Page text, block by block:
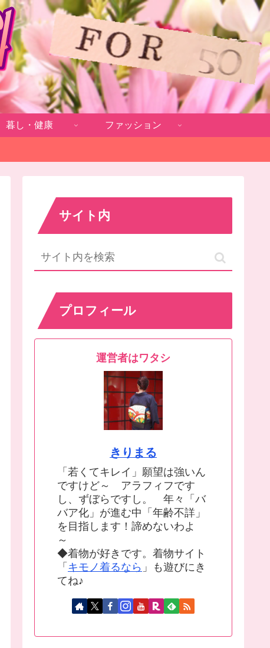
暮し・健康 ファッション
サイト内
プロフィール
運営者はワタシ
きりまる
「若くてキレイ」願望は強いん
ですけど～ アラフィフです
し、ずぼらですし。 年々「バ
バア化」が進む中「年齢不詳」
を目指します！諦めないわよ
～
◆着物が好きです。着物サイト
「 キモノ着るなら 」も遊びにき
てね♪